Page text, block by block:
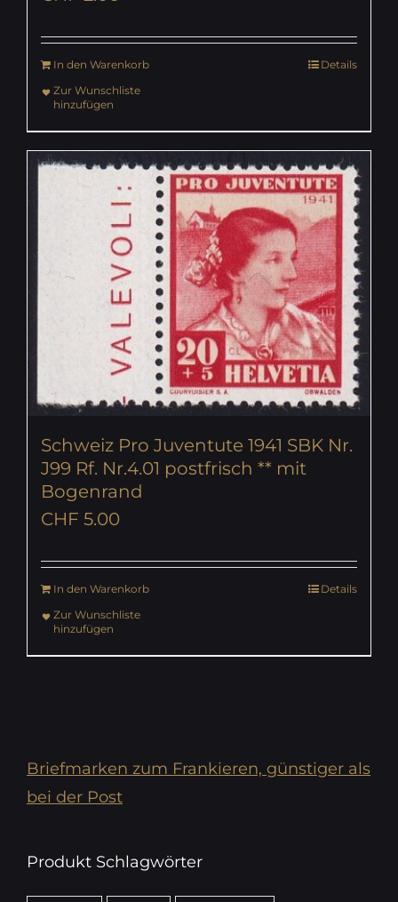
In den Warenkorb
Details
Zur Wunschliste
hinzufügen
Schweiz Pro Juventute 1941 SBK Nr.
J99 Rf. Nr.4.01 postfrisch ** mit
Bogenrand
CHF 5.00
In den Warenkorb
Details
Zur Wunschliste
hinzufügen
Briefmarken zum Frankieren, günstiger als
bei der Post
Produkt Schlagwörter